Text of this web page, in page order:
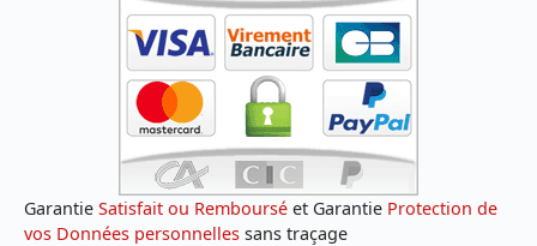
Garantie Satisfait ou Remboursé et Garantie Protection de
vos Données personnelles sans traçage